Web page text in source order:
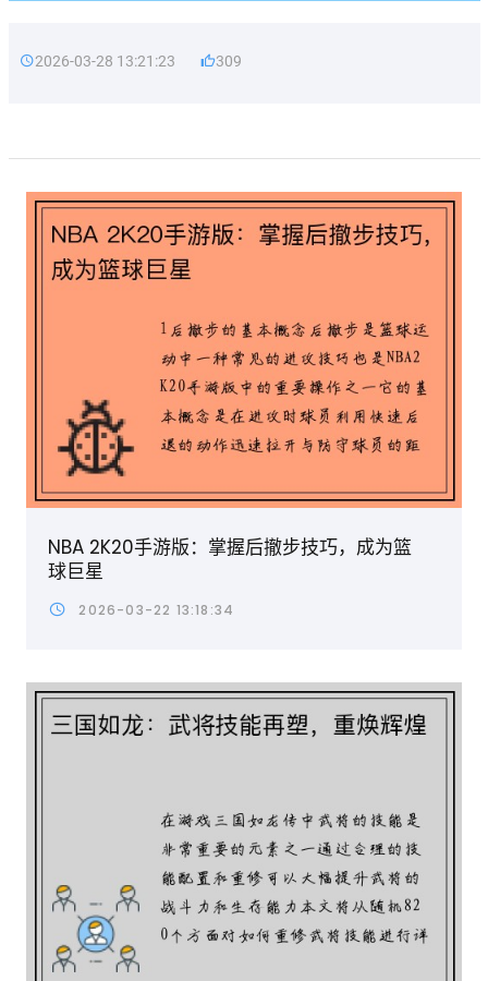
2026-03-28 13:21:23 309
NBA 2K20手游版：掌握后撤步技巧，成为篮
球巨星
2026-03-22 13:18:34